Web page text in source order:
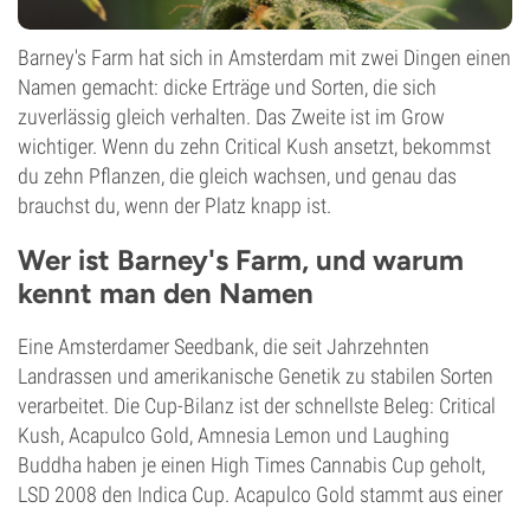
Barney's Farm hat sich in Amsterdam mit zwei Dingen einen
Namen gemacht: dicke Erträge und Sorten, die sich
zuverlässig gleich verhalten. Das Zweite ist im Grow
wichtiger. Wenn du zehn Critical Kush ansetzt, bekommst
du zehn Pflanzen, die gleich wachsen, und genau das
brauchst du, wenn der Platz knapp ist.
Wer ist Barney's Farm, und warum
kennt man den Namen
Eine Amsterdamer Seedbank, die seit Jahrzehnten
Landrassen und amerikanische Genetik zu stabilen Sorten
verarbeitet. Die Cup-Bilanz ist der schnellste Beleg: Critical
Kush, Acapulco Gold, Amnesia Lemon und Laughing
Buddha haben je einen High Times Cannabis Cup geholt,
LSD 2008 den Indica Cup. Acapulco Gold stammt aus einer